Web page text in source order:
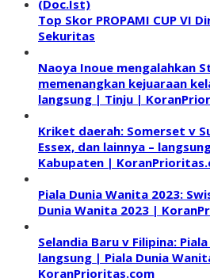
Top Skor PROPAMI CUP VI
Sekuritas
Naoya Inoue mengalahkan
memenangkan kejuaraan
langsung | Tinju |
Kriket daerah: Somerset v
Essex, dan lainnya –
Kabupaten |
Piala Dunia Wanita 2023:
Dunia Wanita 2023 |
Selandia Baru v Filipina:
langsung | Piala Dunia
KoranPrioritas.com